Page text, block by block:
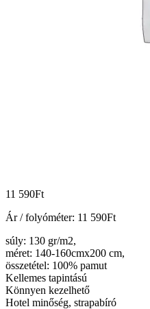
11 590Ft
Ár / folyóméter: 11 590Ft
súly: 130 gr/m2,
méret: 140-160cmx200 cm,
összetétel: 100% pamut
Kellemes tapintású
Könnyen kezelhető
Hotel minőség, strapabíró